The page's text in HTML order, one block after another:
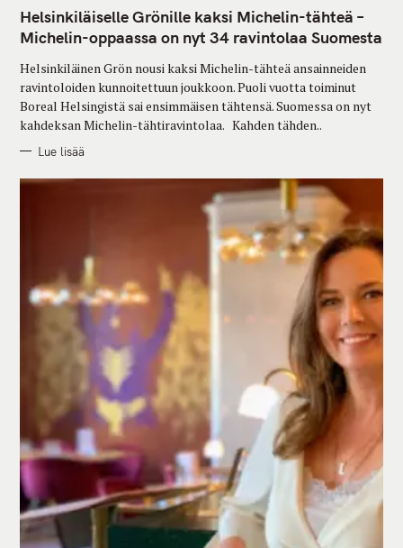
T
E
G
O
I
E
S
Helsinkiläiselle Grönille kaksi Michelin-tähteä –
Michelin-oppaassa on nyt 34 ravintolaa Suomesta
Helsinkiläinen Grön nousi kaksi Michelin-tähteä ansainneiden
ravintoloiden kunnoitettuun joukkoon. Puoli vuotta toiminut
Boreal Helsingistä sai ensimmäisen tähtensä. Suomessa on nyt
kahdeksan Michelin-tähtiravintolaa. Kahden tähden..
Lue lisää